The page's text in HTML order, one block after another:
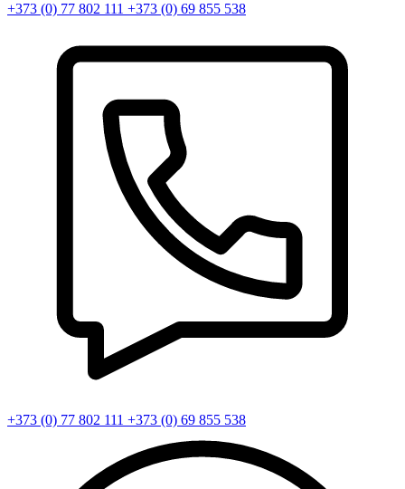
+373 (0) 77 802 111 +373 (0) 69 855 538
+373 (0) 77 802 111 +373 (0) 69 855 538